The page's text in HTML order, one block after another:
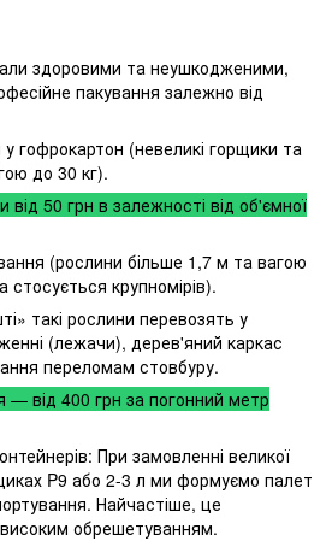
здоровими та неушкодженими,
пакування залежно від
гофрокартон (невеликі горщики та
до 30 кг).
від 50 грн в залежності від об'ємної
(рослини більше 1,7 м та вагою
крупномірів).
такі рослини перевозять у
(лежачи), дерев'яний каркас
переломам стовбуру.
— від 400 грн за погонний метр
При замовленні великої
P9 або 2-3 л ми формуємо палет
Найчастіше, це
обрешетуванням.